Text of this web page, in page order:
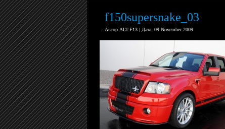
f150supersnake_03
Автор ALT-F13 | Дата: 09 November 2009